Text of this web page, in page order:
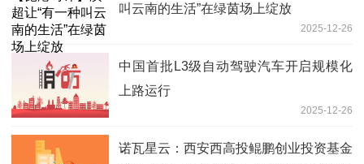
叫云南的生活”在绿茵场上绽放
2025-12-26
中国首批L3级自动驾驶汽车开启规模化
上路运行
2025-12-26
诺瓦星云：西安西高投鲲鹏创业投资基金